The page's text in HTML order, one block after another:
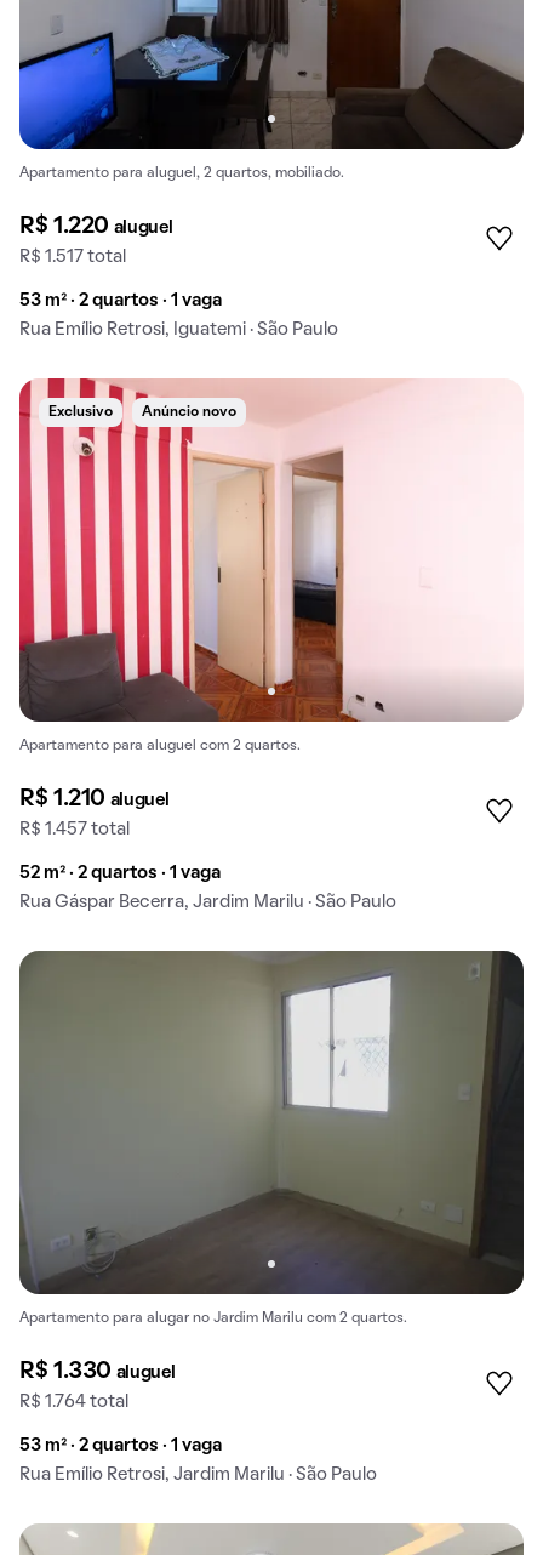
Apartamento para aluguel, 2 quartos, mobiliado.
R$ 1.220 aluguel
R$ 1.517 total
53 m² · 2 quartos · 1 vaga
Rua Emílio Retrosi, Iguatemi · São Paulo
Exclusivo Anúncio novo
Apartamento para aluguel com 2 quartos.
R$ 1.210 aluguel
R$ 1.457 total
52 m² · 2 quartos · 1 vaga
Rua Gáspar Becerra, Jardim Marilu · São Paulo
Apartamento para alugar no Jardim Marilu com 2 quartos.
R$ 1.330 aluguel
R$ 1.764 total
53 m² · 2 quartos · 1 vaga
Rua Emílio Retrosi, Jardim Marilu · São Paulo